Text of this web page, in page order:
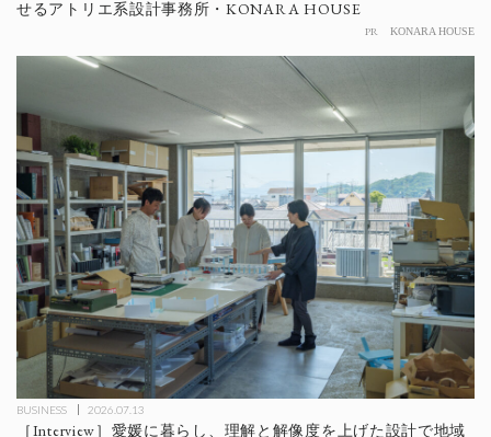
せるアトリエ系設計事務所・KONARA HOUSE
PR KONARA HOUSE
BUSINESS 2026.07.13
［Interview］愛媛に暮らし、理解と解像度を上げた設計で地域